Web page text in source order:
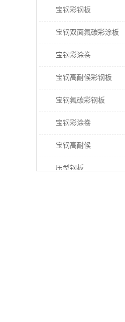
宝钢彩钢板
宝钢双面氟碳彩涂板
宝钢彩涂卷
宝钢高耐候彩钢板
宝钢氟碳彩钢板
宝钢彩涂卷
宝钢高耐候
压型钢板